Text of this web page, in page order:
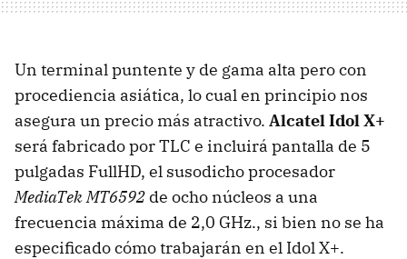
Un terminal puntente y de gama alta pero con
procediencia asiática, lo cual en principio nos
asegura un precio más atractivo. Alcatel Idol X+
será fabricado por TLC e incluirá pantalla de 5
pulgadas FullHD, el susodicho procesador
MediaTek MT6592 de ocho núcleos a una
frecuencia máxima de 2,0 GHz., si bien no se ha
especificado cómo trabajarán en el Idol X+.